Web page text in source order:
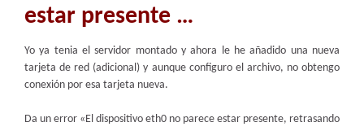
estar presente …
Yo ya tenia el servidor montado y ahora le he añadido una nueva
tarjeta de red (adicional) y aunque configuro el archivo, no obtengo
conexión por esa tarjeta nueva.
Da un error «El dispositivo eth0 no parece estar presente, retrasando